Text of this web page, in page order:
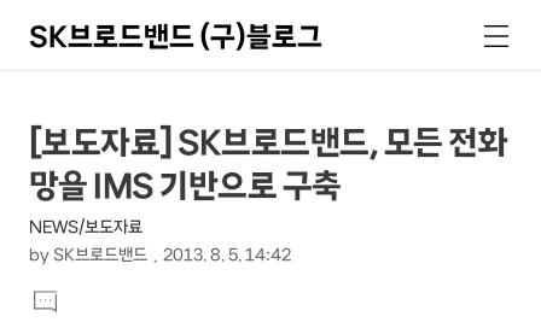
SK브로드밴드 (구)블로그
색
메
뉴
상
세
컨
텐
츠
본
문
제
목
[보도자료] SK브로드밴드, 모든 전화
망을 IMS 기반으로 구축
NEWS/보도자료
by SK브로드밴드 2013. 8. 5. 14:42
문
댓
글